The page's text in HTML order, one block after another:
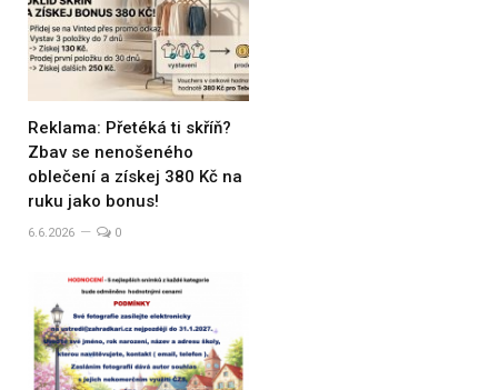
Reklama: Přetéká ti skříň?
Zbav se nenošeného
oblečení a získej 380 Kč na
ruku jako bonus!
6.6.2026 0